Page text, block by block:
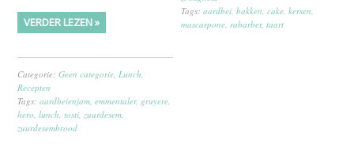
VERDER LEZEN »
Categorie:Geen categorie Lunch
Recepten
Tags:aardbeienjam ,emmentaler, gruyere
hero ,lunch ,tosti zuurdesem
zuurdesembrood
Tags:aardbei ,bakken ,cake ,kersen
mascarpone rabarber,taart